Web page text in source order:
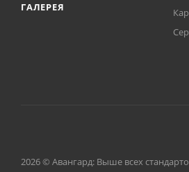
ГАЛЕРЕЯ
2026 © Авангард: Выше всех